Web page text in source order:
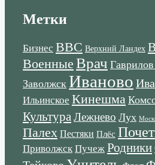
Метки
Бизнес ВВС Верхний Ландех
Военные Врач
Заволжск Иваново
Ильинское Кинешма
Культура Лежнево Лух
Палех Пестяки Плёс
Приволжск Пучеж Родники